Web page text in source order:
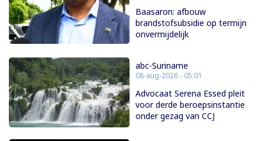
Baasaron: afbouw
brandstofsubsidie op termijn
onvermijdelijk
abc-Suriname
08-aug-2026 - 05:01
Advocaat Serena Essed pleit
voor derde beroepsinstantie
onder gezag van CCJ